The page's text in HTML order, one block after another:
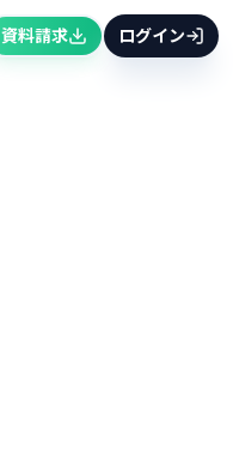
資料請求 ログイン